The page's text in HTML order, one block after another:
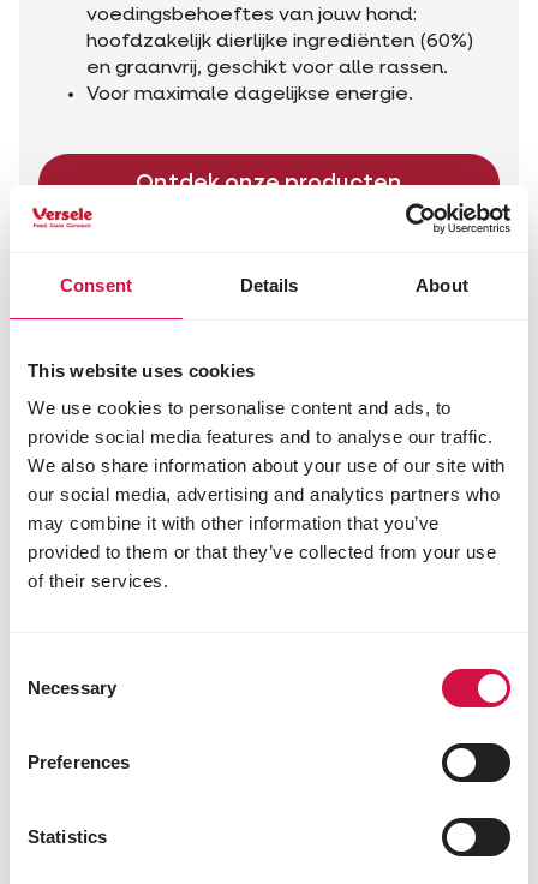
Consent Details About
This website uses cookies
We use cookies to personalise content and ads, to
provide social media features and to analyse our traffic.
We also share information about your use of our site with
our social media, advertising and analytics partners who
may combine it with other information that you’ve
provided to them or that they’ve collected from your use
of their services.
Selection
Necessary
Preferences
Statistics
voedingsbehoeftes van jouw hond:
hoofdzakelijk dierlijke ingrediënten (60%)
en graanvrij, geschikt voor alle rassen.
Voor maximale dagelijkse energie.
Ontdek onze producten
Een complete, uitgebalanceerde en
hypoallergene brok.
Aangepast aan de noden van jouw hond:
van pup tot senior, mini tot maxi, normaal
tot uiterst gevoelig.
Glutenvrij: 0% mais en tarwe, uitsluitend